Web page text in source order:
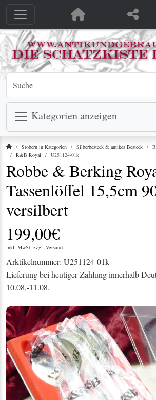
Kategorien anzeigen
StartseiteStöbern in Kategorien Silberbesteck & antikes Besteck
R&B Royal
U251124-01k
Robbe & Berking
Tassenlöffel 15,5cm
versilbert
199,00€
inkl. MwSt. zzgl. Versand
Arktikelnummer: U251124-01k
Lieferung bei heutiger Zahlung innerhalb
10.08.-11.08.
jetzt in den
jetzt in den